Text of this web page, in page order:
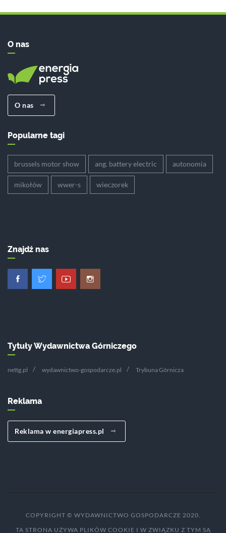
O nas
O nas
Popularne tagi
brussels motor show ang. battery electric autonomia
mikołów wwer-s wieczorek
Znajdź nas
Tytuły Wydawnictwa Górniczego
nettg.pl wydawnictwo-gospodarcze.pl Trybuna Górnicza
Reklama
Reklama w energiapress.pl
COPYRIGHT © WYDAWNICTWO GOSPODARCZE 2020.
TA STRONA UŻYWA PLIKÓW COOKIE I W ZWIĄZKU Z TYM SĄ